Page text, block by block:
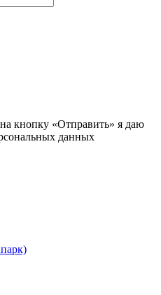
кнопку «Отправить» я даю
данных